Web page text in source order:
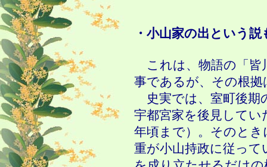
・小山家の出という
これは、物語の「皆
事であるが、その根
史実では、室町後期
宇都宮家を後見してい
年頃まで）。そのと
重が小山持政に従っ